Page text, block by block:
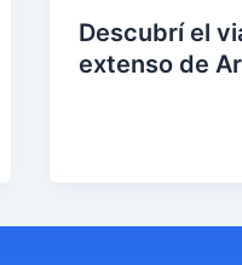
Descubrí el
extenso de